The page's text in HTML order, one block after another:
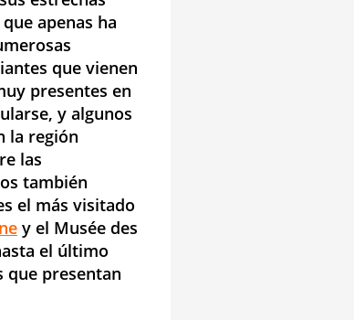
apenas ha
que vienen
presentes en
y algunos
la región
las
también
el más visitado
y el Musée des
el último
que presentan